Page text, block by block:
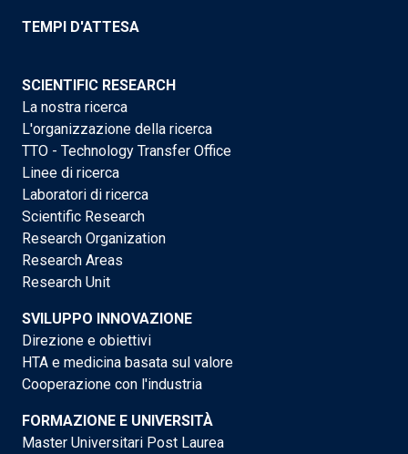
TEMPI D'ATTESA
SCIENTIFIC RESEARCH
La nostra ricerca
L'organizzazione della ricerca
TTO - Technology Transfer Office
Linee di ricerca
Laboratori di ricerca
Scientific Research
Research Organization
Research Areas
Research Unit
SVILUPPO INNOVAZIONE
Direzione e obiettivi
HTA e medicina basata sul valore
Cooperazione con l'industria
FORMAZIONE E UNIVERSITÀ
Master Universitari Post Laurea